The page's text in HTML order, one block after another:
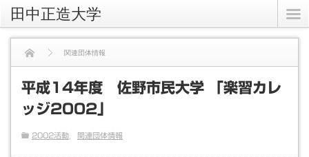
田中正造大学
関連団体情報
平成14年度 佐野市民大学 「楽習カレッジ2002」
平成14年度 佐野市民大学 「楽習カレ
ッジ2002」
2002活動 関連団体情報